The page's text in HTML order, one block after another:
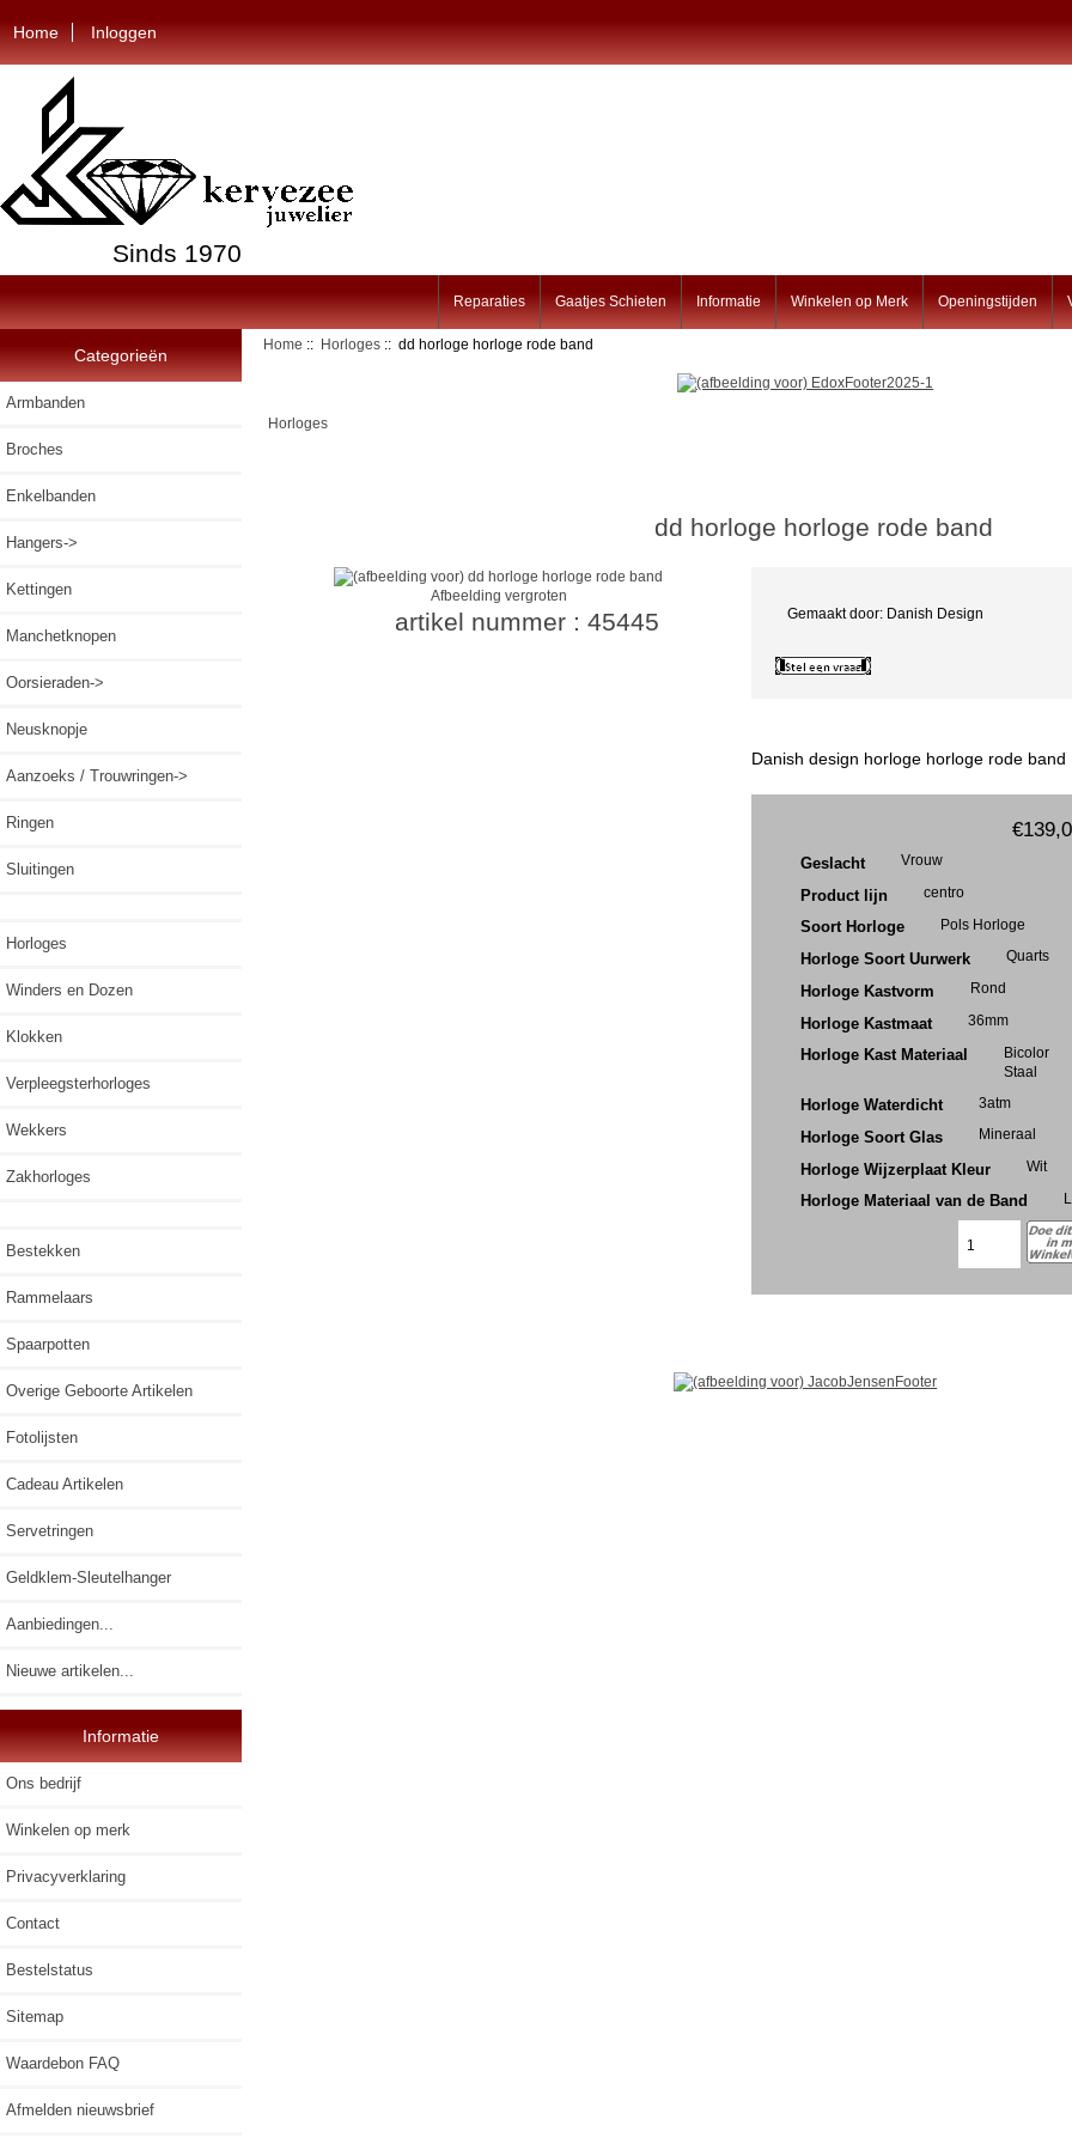
Home Inloggen
Sinds 1970
Reparaties Gaatjes Schieten Informatie Winkelen op Merk Openingstijden
Categorieën
Armbanden
Broches
Enkelbanden
Hangers->
Kettingen
Manchetknopen
Oorsieraden->
Neusknopje
Aanzoeks / Trouwringen->
Ringen
Sluitingen
Horloges
Winders en Dozen
Klokken
Verpleegsterhorloges
Wekkers
Zakhorloges
Bestekken
Rammelaars
Spaarpotten
Overige Geboorte Artikelen
Fotolijsten
Cadeau Artikelen
Servetringen
Geldklem-Sleutelhanger
Aanbiedingen...
Nieuwe artikelen...
Informatie
Ons bedrijf
Winkelen op merk
Privacyverklaring
Contact
Bestelstatus
Sitemap
Waardebon FAQ
Afmelden nieuwsbrief
Home :: Horloges :: dd horloge horloge rode band
Horloges
dd horloge horloge rode band
Afbeelding vergroten
Gemaakt door: Danish Design
artikel nummer : 45445
Danish design horloge horloge rode band
Geslacht Vrouw
Product lijn centro
Soort Horloge Pols Horloge
Horloge Soort Uurwerk Quarts
Horloge Kastvorm Rond
Horloge Kastmaat 36mm
Horloge Kast Materiaal
Bicolor
Staal
Horloge Waterdicht 3atm
Horloge Soort Glas Mineraal
Horloge Wijzerplaat Kleur Wit
Horloge Materiaal van de Band